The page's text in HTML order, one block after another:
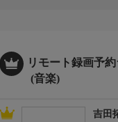
リモート録画予
(音楽)
吉田